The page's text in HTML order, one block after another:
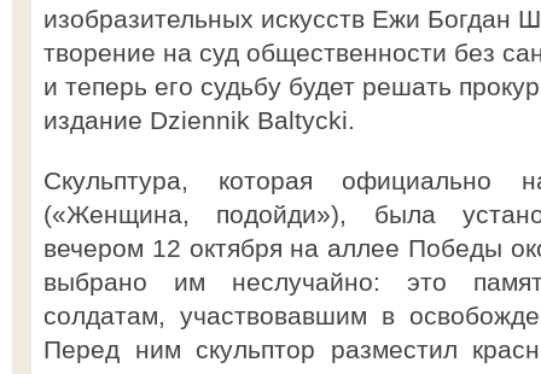
изобразительных искусств Ежи Богдан
творение на суд общественности без
и теперь его судьбу будет решать
издание Dziennik Baltycki.
Скульптура, которая официально
(«Женщина, подойди»), была
вечером 12 октября на аллее Победы
выбрано им неслучайно: это
солдатам, участвовавшим в
Перед ним скульптор разместил